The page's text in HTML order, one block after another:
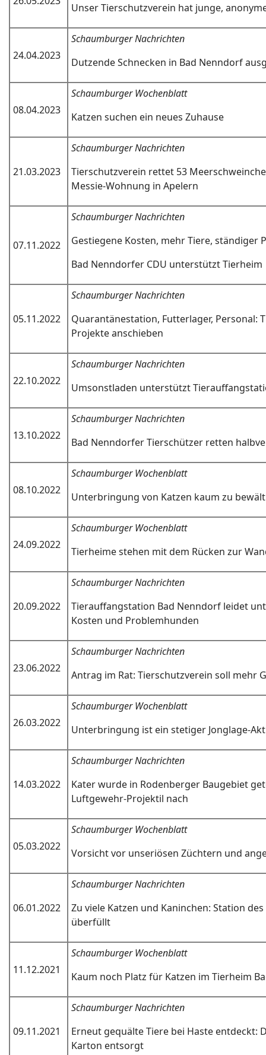
Unser Tierschutzverein hat junge,
24.04.2023
Schaumburger Nachrichten
Dutzende Schnecken in Bad Nenndorf
08.04.2023
Schaumburger Wochenblatt
Katzen suchen ein neues Zuhause
21.03.2023
Schaumburger Nachrichten
Tierschutzverein rettet 53
Messie-Wohnung in Apelern
07.11.2022
Schaumburger Nachrichten
Gestiegene Kosten, mehr Tiere, ständiger
Bad Nenndorfer CDU unterstützt Tierheim
05.11.2022
Schaumburger Nachrichten
Quarantänestation, Futterlager, Personal:
Projekte anschieben
22.10.2022
Schaumburger Nachrichten
Umsonstladen unterstützt
13.10.2022
Schaumburger Nachrichten
Bad Nenndorfer Tierschützer retten
08.10.2022
Schaumburger Wochenblatt
Unterbringung von Katzen kaum zu
24.09.2022
Schaumburger Wochenblatt
Tierheime stehen mit dem Rücken zur
20.09.2022
Schaumburger Nachrichten
Tierauffangstation Bad Nenndorf leidet
Kosten und Problemhunden
23.06.2022
Schaumburger Nachrichten
Antrag im Rat: Tierschutzverein soll mehr
26.03.2022
Schaumburger Wochenblatt
Unterbringung ist ein stetiger Jonglage-Akt
14.03.2022
Schaumburger Nachrichten
Kater wurde in Rodenberger Baugebiet
Luftgewehr-Projektil nach
05.03.2022
Schaumburger Wochenblatt
Vorsicht vor unseriösen Züchtern und
06.01.2022
Schaumburger Nachrichten
Zu viele Katzen und Kaninchen: Station
überfüllt
11.12.2021
Schaumburger Wochenblatt
Kaum noch Platz für Katzen im Tierheim
09.11.2021
Schaumburger Nachrichten
Erneut gequälte Tiere bei Haste entdeckt:
Karton entsorgt